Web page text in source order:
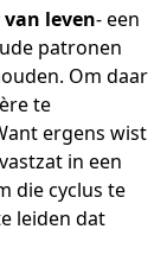
leven- een
patronen
Om daar
te
ergens wist
in een
die cyclus te
leiden dat